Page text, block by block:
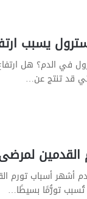
يسبب
في الدم؟ هل
قد تنتج عن…
القدمين
أشهر أسباب
تُسبب تورُّمًا بسيطًا…